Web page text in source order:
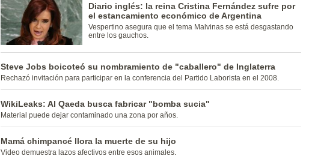
Diario inglés: la reina Cristina Fernández sufre por
el estancamiento económico de Argentina
Vespertino asegura que el tema Malvinas se está desgastando
entre los gauchos.
Steve Jobs boicoteó su nombramiento de "caballero" de Inglaterra
Rechazó invitación para participar en la conferencia del Partido Laborista en el 2008.
WikiLeaks: Al Qaeda busca fabricar "bomba sucia"
Material puede dejar contaminado una zona por años.
Mamá chimpancé llora la muerte de su hijo
Video demuestra lazos afectivos entre esos animales.